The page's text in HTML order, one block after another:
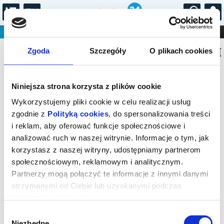
Zgoda Szczegóły O plikach cookies
Niniejsza strona korzysta z plików cookie
Wykorzystujemy pliki cookie w celu realizacji usług
zgodnie z Polityką cookies, do spersonalizowania treści
i reklam, aby oferować funkcje społecznościowe i
analizować ruch w naszej witrynie. Informacje o tym, jak
korzystasz z naszej witryny, udostępniamy partnerom
społecznościowym, reklamowym i analitycznym.
Partnerzy mogą połączyć te informacje z innymi danymi
otrzymanymi od Ciebie lub uzyskanymi podczas
...
FILHARMONIA OPERA I BALET
STAND-UP
DLA DZIECI
Bilety na: KONCERTY PRZY ŚWIECACH
Warszawa, Podwale 13/15
15.12.2026, g. 19:00 (wtorek)
cena - od 95,00 pln
Organizator: Agencja Koncertowa PRESTO 2 Marcin